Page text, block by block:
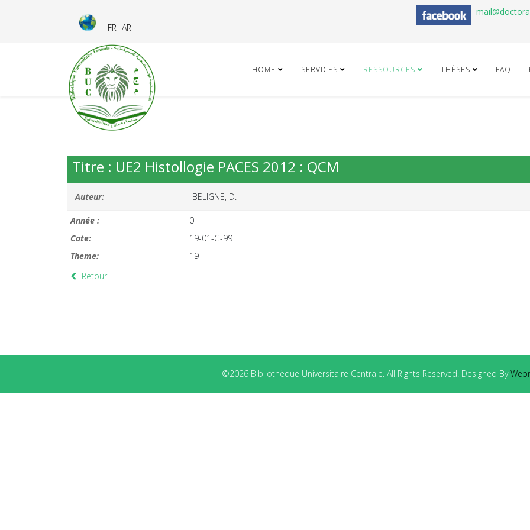
FR AR
HOME SERVICES RESSOURCES THÈSES FAQ
Titre : UE2 Histollogie PACES 2012 : QCM
Auteur: BELIGNE, D.
Année :
0
Cote:
19-01-G-99
Theme:
19
Retour
©2026 Bibliothèque Universitaire Centrale. All Rights Reserved. Designed By